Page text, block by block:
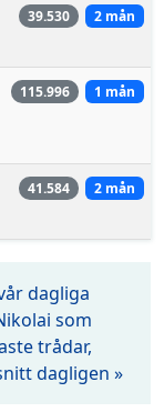
39.530 2 mån
115.996 1 mån
41.584 2 mån
dagliga
som
trådar,
dagligen »